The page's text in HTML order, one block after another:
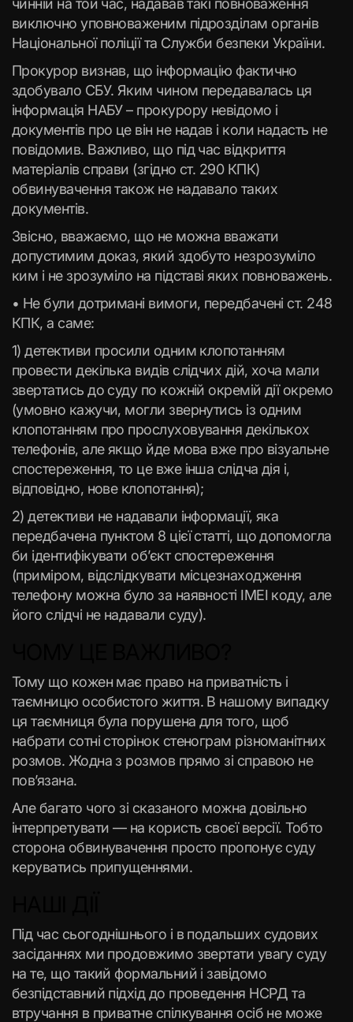
чинній на той час, надавав такі повноваження
виключно уповноваженим підрозділам органів
Національної поліції та Служби безпеки України.
Прокурор визнав, що інформацію фактично
здобувало СБУ. Яким чином передавалась ця
інформація НАБУ – прокурору невідомо і
документів про це він не надав і коли надасть не
повідомив. Важливо, що під час відкриття
матеріалів справи (згідно ст. 290 КПК)
обвинувачення також не надавало таких
документів.
Звісно, вважаємо, що не можна вважати
допустимим доказ, який здобуто незрозуміло
ким і не зрозуміло на підставі яких повноважень.
• Не були дотримані вимоги, передбачені ст. 248
КПК, а саме:
1) детективи просили одним клопотанням
провести декілька видів слідчих дій, хоча мали
звертатись до суду по кожній окремій дії окремо
(умовно кажучи, могли звернутись із одним
клопотанням про прослуховування декількох
телефонів, але якщо йде мова вже про візуальне
спостереження, то це вже інша слідча дія і,
відповідно, нове клопотання);
2) детективи не надавали інформації, яка
передбачена пунктом 8 цієї статті, що допомогла
би ідентифікувати об’єкт спостереження
(приміром, відслідкувати місцезнаходження
телефону можна було за наявності IMEI коду, але
його слідчі не надавали суду).
Тому що кожен має право на приватність і
таємницю особистого життя. В нашому випадку
ця таємниця була порушена для того, щоб
набрати сотні сторінок стенограм різноманітних
розмов. Жодна з розмов прямо зі справою не
пов’язана.
Але багато чого зі сказаного можна довільно
інтерпретувати — на користь своєї версії. Тобто
сторона обвинувачення просто пропонує суду
керуватись припущеннями.
Під час сьогоднішнього і в подальших судових
засіданнях ми продовжимо звертати увагу суду
на те, що такий формальний і завідомо
безпідставний підхід до проведення НСРД та
втручання в приватне спілкування осіб не може